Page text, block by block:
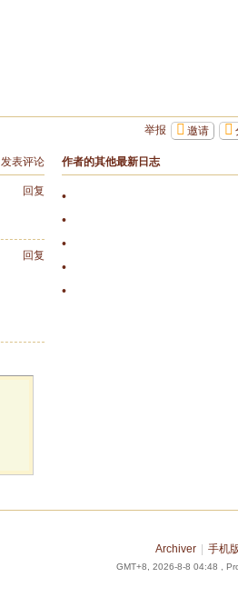
邀请
举报
作者的其他最新日志
•
地震
•
大學了啊....
•
還有49天!!!
•
AKB48 SKE48 LIVE IN ASIA IN
•
发表评论
回复
回复
Archiver 手机
GMT+8, 2026-8-8 04:48 ,